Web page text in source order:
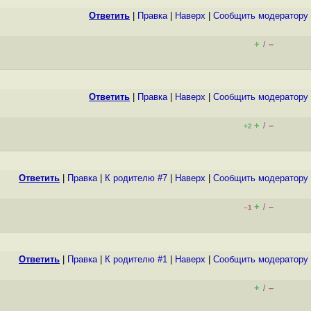
Ответить Правка| Наверх Cообщить модератору
+ / –
Ответить Правка| Наверх Cообщить модератору
+2 + / –
Ответить Правка| К родителю #7 Наверх Cообщить модератору
–1 + / –
Ответить Правка| К родителю #1 Наверх Cообщить модератору
+ / –